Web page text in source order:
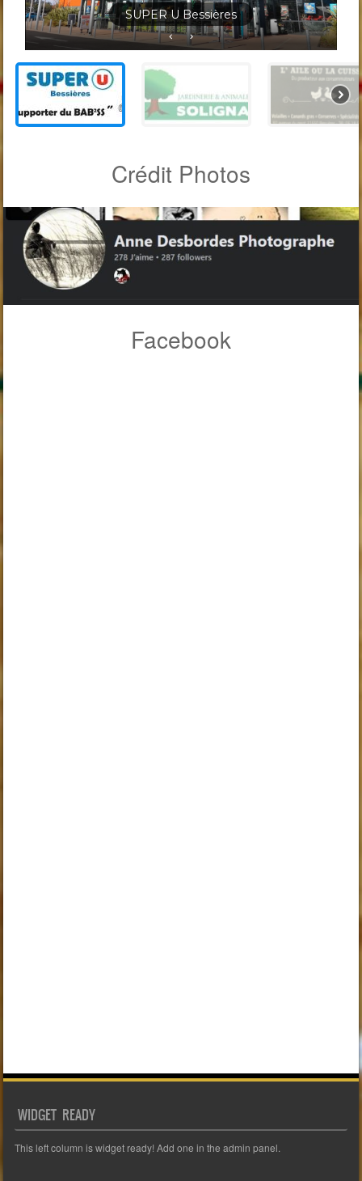
Jardineris Solignac Bessières
Crédit Photos
Facebook
WIDGET READY
This left column is widget ready! Add one in the admin panel.